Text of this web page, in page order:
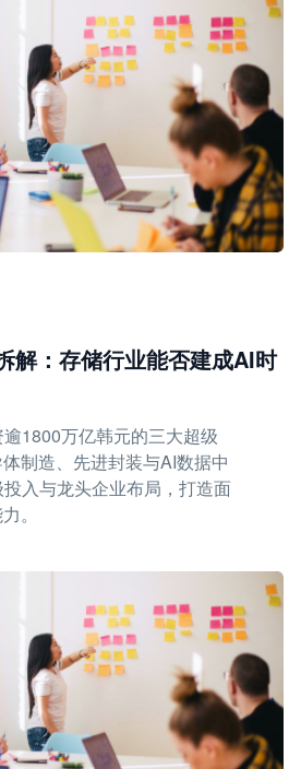
解：存储行业能否建成AI时
1800万亿韩元的三大超级
制造、先进封装与AI数据中
入与龙头企业布局，打造面
。